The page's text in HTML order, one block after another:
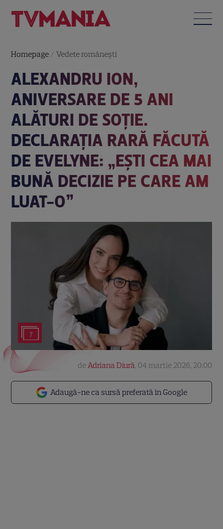
Homepage /Vedete româneşti
ALEXANDRU ION,
ANIVERSARE DE 5 ANI
ALĂTURI DE SOȚIE.
DECLARAȚIA RARĂ FĂCUTĂ
DE EVELYNE: „EȘTI CEA MAI
BUNĂ DECIZIE PE CARE AM
LUAT-O”
7
Adaugă-ne ca sursă preferată în Google
deAdriana Diură, 04 martie 2026, 20:00